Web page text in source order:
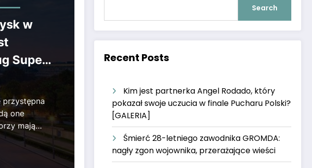
w
Super
przystępna
one
mają…
Search
Recent Posts
Kim jest partnerka Angel Rodado, który
pokazał swoje uczucia w finale Pucharu Polski?
[GALERIA]
Śmierć 28-letniego zawodnika GROMDA:
nagły zgon wojownika, przerażające wieści